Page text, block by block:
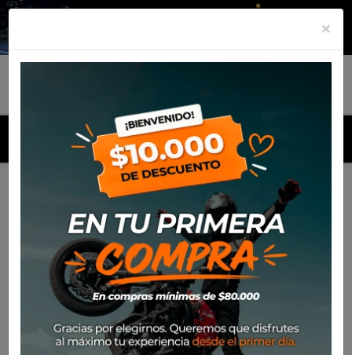
MENU
Productos Poleron Alpinestars Ageless V2 Hoodie
×